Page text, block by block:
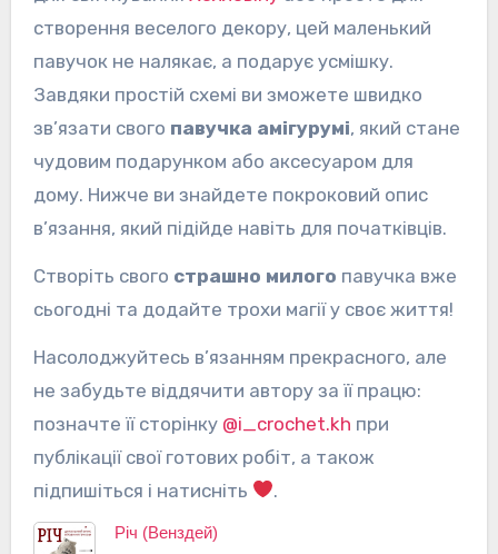
створення веселого декору, цей маленький
павучок не налякає, а подарує усмішку.
Завдяки простій схемі ви зможете швидко
зв’язати свого павучка амігурумі, який стане
чудовим подарунком або аксесуаром для
дому. Нижче ви знайдете покроковий опис
в’язання, який підійде навіть для початківців.
Створіть свого страшно милого павучка вже
сьогодні та додайте трохи магії у своє життя!
Насолоджуйтесь в’язанням прекрасного, але
не забудьте віддячити автору за її працю:
позначте її сторінку @i_crochet.kh при
публікації свої готових робіт, а також
підпишіться і натисніть
.
Річ (Венздей)